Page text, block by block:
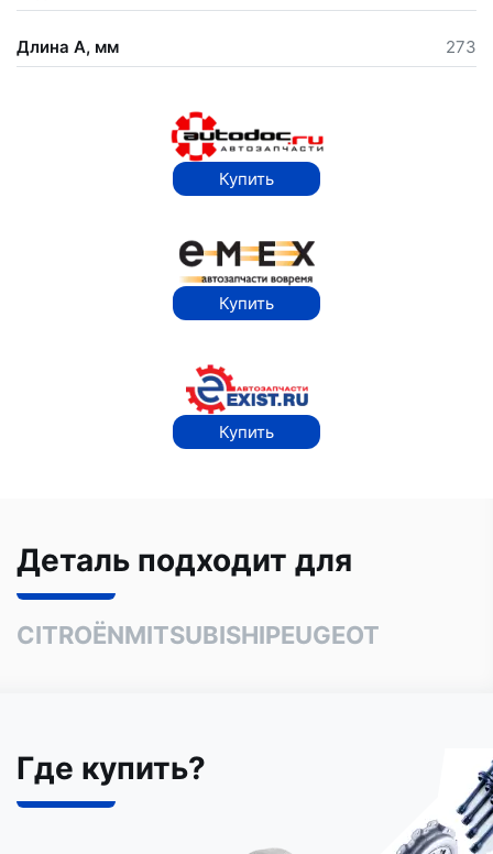
Длина А, мм 273
Купить
Купить
Купить
Деталь подходит для
CITROËNMITSUBISHIPEUGEOT
Где купить?